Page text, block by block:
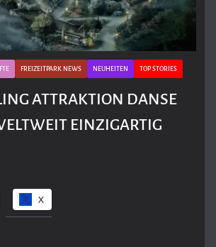
FREIZEITPARK NEWS NEUHEITEN TOP STORIES
ATTRAKTION DANSE
EINZIGARTIG
X